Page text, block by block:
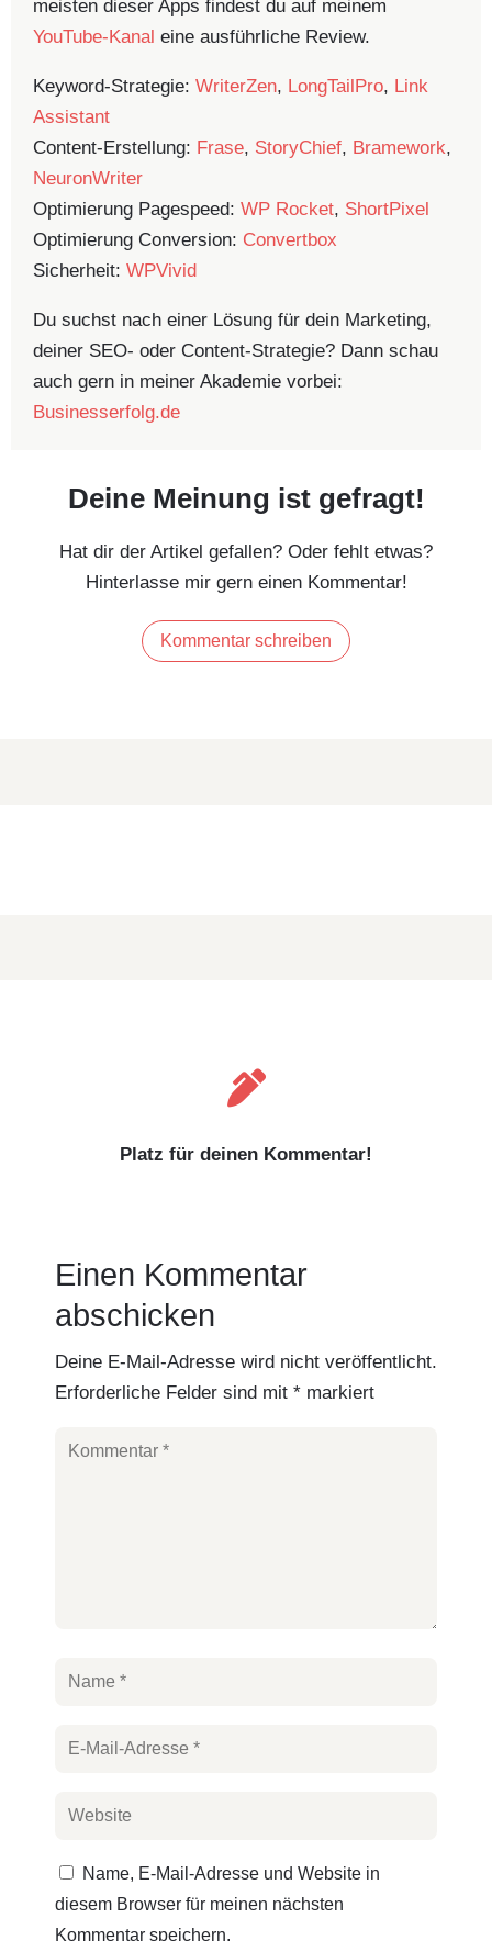
meisten dieser Apps findest du auf meinem
YouTube-Kanal eine ausführliche Review.
Keyword-Strategie: WriterZen, LongTailPro, Link
Assistant
Content-Erstellung: Frase, StoryChief, Bramework,
NeuronWriter
Optimierung Pagespeed: WP Rocket, ShortPixel
Optimierung Conversion: Convertbox
Sicherheit: WPVivid
Du suchst nach einer Lösung für dein Marketing,
deiner SEO- oder Content-Strategie? Dann schau
auch gern in meiner Akademie vorbei:
Businesserfolg.de
Deine Meinung ist gefragt!
Hat dir der Artikel gefallen? Oder fehlt etwas?
Hinterlasse mir gern einen Kommentar!
Kommentar schreiben

Platz für deinen Kommentar!
Einen Kommentar
abschicken
Deine E-Mail-Adresse wird nicht veröffentlicht.
Erforderliche Felder sind mit * markiert
Name, E-Mail-Adresse und Website in
diesem Browser für meinen nächsten
Kommentar speichern.